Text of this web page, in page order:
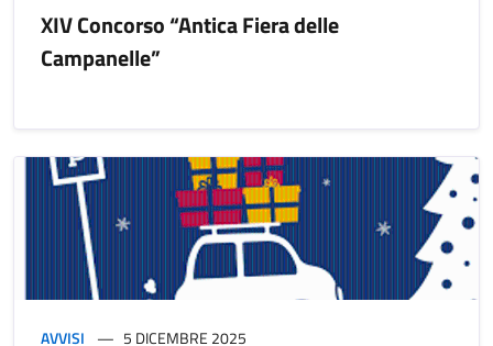
XIV Concorso “Antica Fiera delle
Campanelle”
AVVISI 5 DICEMBRE 2025